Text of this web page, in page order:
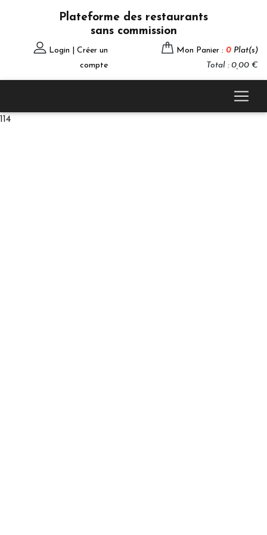
Plateforme des restaurants
sans commission
Login | Créer un
compte
Mon Panier : 0 Plat(s)
Total : 0,00 €
114